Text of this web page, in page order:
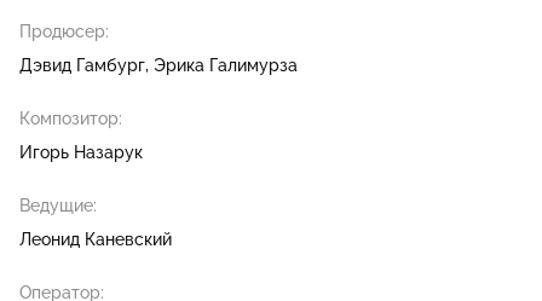
Продюсер:
Дэвид Гамбург Эрика Галимурза
Композитор:
Игорь Назарук
Ведущие:
Леонид Каневский
Оператор: